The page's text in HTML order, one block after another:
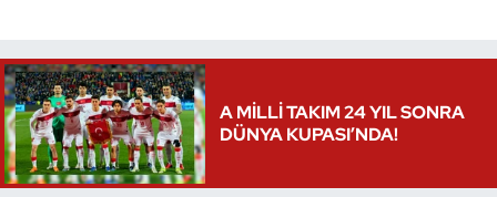
A MİLLİ TAKIM 24 YIL SONRA
DÜNYA KUPASI’NDA!